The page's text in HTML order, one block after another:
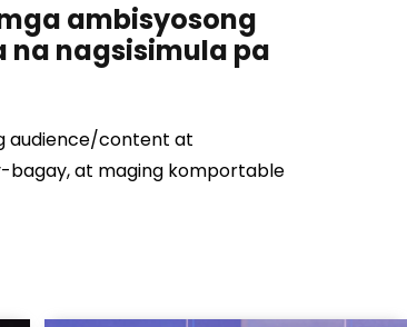
ambisyosong
na nagsisimula pa
audience/content at
bagay, at maging komportable